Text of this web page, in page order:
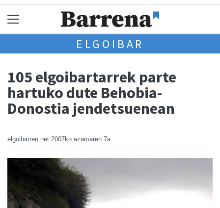
ELGOIBAR
105 elgoibartarrek parte
hartuko dute Behobia-
Donostia jendetsuenean
elgoibarren.net 2007ko azaroaren 7a